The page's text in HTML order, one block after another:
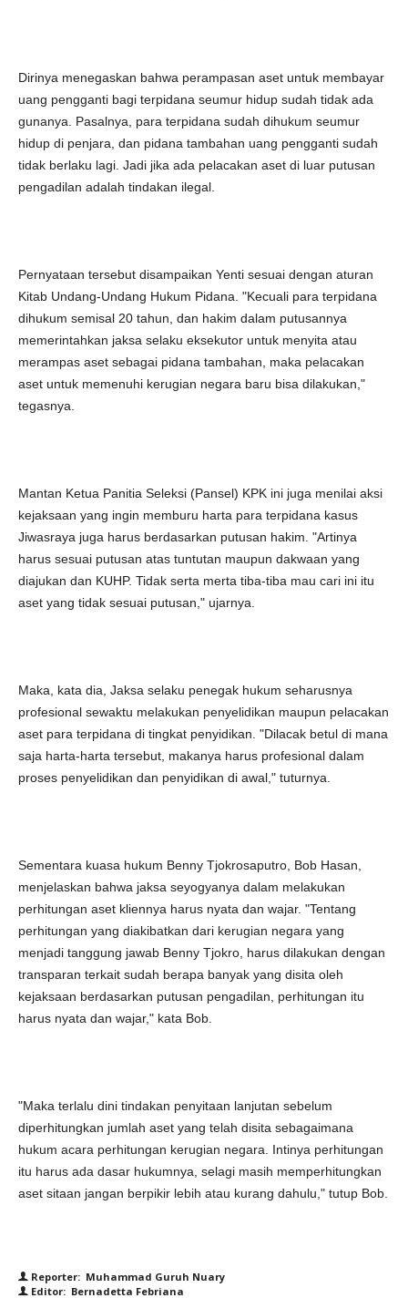
Dirinya menegaskan bahwa perampasan aset untuk membayar
uang pengganti bagi terpidana seumur hidup sudah tidak ada
gunanya. Pasalnya, para terpidana sudah dihukum seumur
hidup di penjara, dan pidana tambahan uang pengganti sudah
tidak berlaku lagi. Jadi jika ada pelacakan aset di luar putusan
pengadilan adalah tindakan ilegal.
Pernyataan tersebut disampaikan Yenti sesuai dengan aturan
Kitab Undang-Undang Hukum Pidana. "Kecuali para terpidana
dihukum semisal 20 tahun, dan hakim dalam putusannya
memerintahkan jaksa selaku eksekutor untuk menyita atau
merampas aset sebagai pidana tambahan, maka pelacakan
aset untuk memenuhi kerugian negara baru bisa dilakukan,"
tegasnya.
Mantan Ketua Panitia Seleksi (Pansel) KPK ini juga menilai aksi
kejaksaan yang ingin memburu harta para terpidana kasus
Jiwasraya juga harus berdasarkan putusan hakim. "Artinya
harus sesuai putusan atas tuntutan maupun dakwaan yang
diajukan dan KUHP. Tidak serta merta tiba-tiba mau cari ini itu
aset yang tidak sesuai putusan," ujarnya.
Maka, kata dia, Jaksa selaku penegak hukum seharusnya
profesional sewaktu melakukan penyelidikan maupun pelacakan
aset para terpidana di tingkat penyidikan. "Dilacak betul di mana
saja harta-harta tersebut, makanya harus profesional dalam
proses penyelidikan dan penyidikan di awal," tuturnya.
Sementara kuasa hukum Benny Tjokrosaputro, Bob Hasan,
menjelaskan bahwa jaksa seyogyanya dalam melakukan
perhitungan aset kliennya harus nyata dan wajar. "Tentang
perhitungan yang diakibatkan dari kerugian negara yang
menjadi tanggung jawab Benny Tjokro, harus dilakukan dengan
transparan terkait sudah berapa banyak yang disita oleh
kejaksaan berdasarkan putusan pengadilan, perhitungan itu
harus nyata dan wajar," kata Bob.
"Maka terlalu dini tindakan penyitaan lanjutan sebelum
diperhitungkan jumlah aset yang telah disita sebagaimana
hukum acara perhitungan kerugian negara. Intinya perhitungan
itu harus ada dasar hukumnya, selagi masih memperhitungkan
aset sitaan jangan berpikir lebih atau kurang dahulu," tutup Bob.
Reporter: Muhammad Guruh Nuary
Editor: Bernadetta Febriana